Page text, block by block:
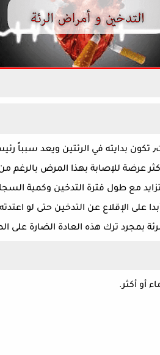
سرطان الرئة هو أحد أنواع السرطانات٫ تكون بدايته في
عرضة للإصابة بهذا المرض
مع طول فترة التدخين وكمية
بمجرد ترك هذه العادة الضارة على
أو أكثر.